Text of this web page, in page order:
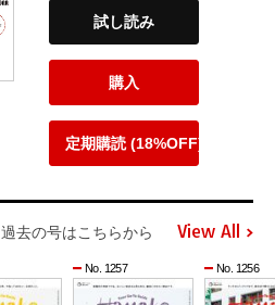
試し読み
購入
定期購読 (18%OFF)
過去の号はこちらから View All
No. 1257 No. 1256